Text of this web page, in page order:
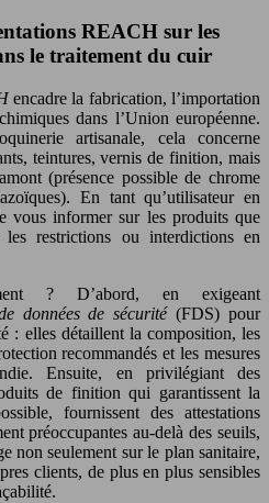
REACH sur les
le traitement du cuir
encadre la fabrication, l’importation
dans l’Union européenne.
artisanale, cela concerne
teintures, vernis de finition, mais
(présence possible de chrome
En tant qu’utilisateur en
vous informer sur les produits que
restrictions ou interdictions en
? D’abord, en exigeant
données de sécurité(FDS) pour
: elles détaillent la composition, les
recommandés et les mesures
Ensuite, en privilégiant des
de finition qui garantissent la
fournissent des attestations
préoccupantes au-delà des seuils,
non seulement sur le plan sanitaire,
clients, de plus en plus sensibles